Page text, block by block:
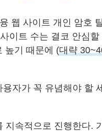
웹 사이트 개인 암호
이트 수는 결코 안심할
높기 때문에 (대략
자가 꼭 유념해야 할
지속적으로 진행한다.